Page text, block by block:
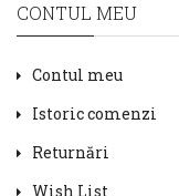
CONTUL MEU
Contul meu
Istoric comenzi
Returnări
Wish List